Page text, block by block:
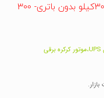
موتور کرکره ساید بارزانته 300کیلو بدون باتری- 300
موتور کرکره ساید بارزانته 300کیلو بدون UPS،موتور کرکره برقی